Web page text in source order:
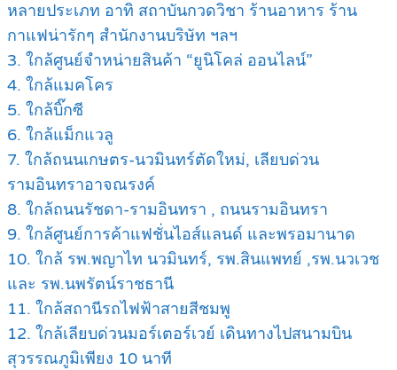
หลายประเภท อาทิ สถาบันกวดวิชา ร้านอาหาร ร้าน
กาแฟน่ารักๆ สำนักงานบริษัท ฯลฯ
3. ใกล้ศูนย์จำหน่ายสินค้า “ยูนิโคล่ ออนไลน์”
4. ใกล้แมคโคร
5. ใกล้บิ๊กซี
6. ใกล้แม็กแวลู
7. ใกล้ถนนเกษตร-นวมินทร์ตัดใหม่, เลียบด่วน
รามอินทราอาจณรงค์
8. ใกล้ถนนรัชดา-รามอินทรา , ถนนรามอินทรา
9. ใกล้ศูนย์การค้าแฟชั่นไอส์แลนด์ และพรอมานาด
10. ใกล้ รพ.พญาไท นวมินทร์, รพ.สินแพทย์ ,รพ.นวเวช
และ รพ.นพรัตน์ราชธานี
11. ใกล้สถานีรถไฟฟ้าสายสีชมพู
12. ใกล้เลียบด่วนมอร์เตอร์เวย์ เดินทางไปสนามบิน
สุวรรณภูมิเพียง 10 นาที